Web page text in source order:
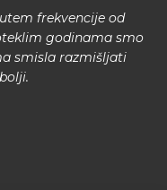
frekvencije od
godinama smo
smisla razmišljati